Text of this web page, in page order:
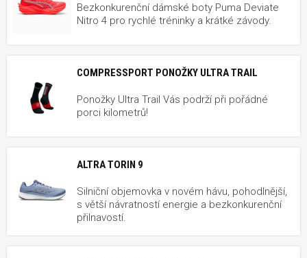
Bezkonkurenční dámské boty Puma Deviate
Nitro 4 pro rychlé tréninky a krátké závody.
COMPRESSPORT PONOŽKY ULTRA TRAIL
Ponožky Ultra Trail Vás podrží při pořádné
porci kilometrů!
ALTRA TORIN 9
Silniční objemovka v novém hávu, pohodlnější,
s větší návratností energie a bezkonkurenční
přilnavostí.